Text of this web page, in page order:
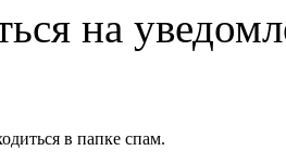
на
в папке спам.